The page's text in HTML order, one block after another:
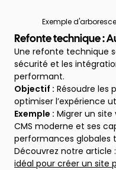
Exemple
Refonte technique :
Une refonte technique
sécurité et les
performant.
Objectif : Résoudre les
optimiser l’expérience
Exemple : Migrer un site
CMS moderne et ses
performances globales
Découvrez notre article :
idéal pour créer un site